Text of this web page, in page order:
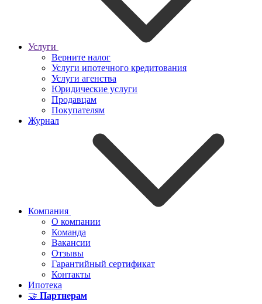
Услуги
Верните налог
Услуги ипотечного кредитования
Услуги агенства
Юридические услуги
Продавцам
Покупателям
Журнал
Компания
О компании
Команда
Вакансии
Отзывы
Гарантийный сертификат
Контакты
Ипотека
🤝 Партнерам